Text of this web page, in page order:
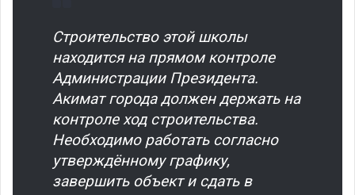
Строительство этой школы
находится на прямом контроле
Администрации Президента.
Акимат города должен держать на
контроле ход строительства.
Необходимо работать согласно
утверждённому графику,
завершить объект и сдать в